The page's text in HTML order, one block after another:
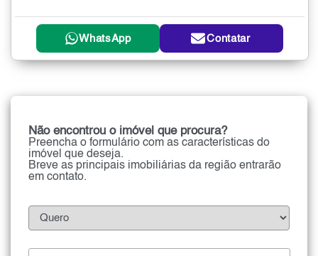
WhatsApp Contatar
Não encontrou o imóvel que procura?
Preencha o formulário com as características do
imóvel que deseja.
Breve as principais imobiliárias da região entrarão
em contato.